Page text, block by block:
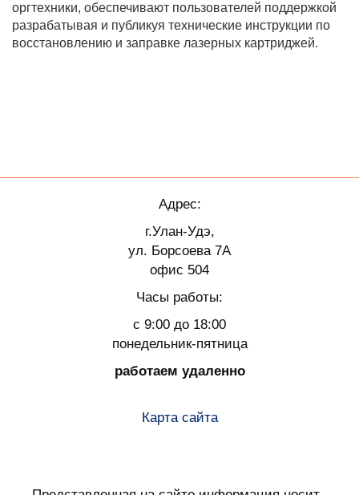
оргтехники, обеспечивают пользователей поддержкой
разрабатывая и публикуя технические инструкции по
восстановлению и заправке лазерных картриджей.
Адрес:
г.Улан-Удэ,
ул. Борсоева 7А
офис 504
Часы работы:
с 9:00 до 18:00
понедельник-пятница
работаем удаленно
Карта сайта